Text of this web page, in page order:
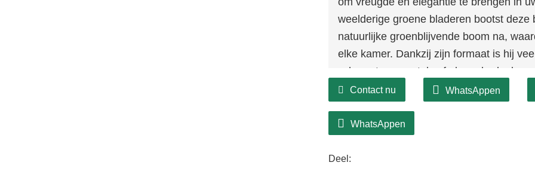
weelderige groene bladeren bootst
natuurlijke groenblijvende boom na,
elke kamer. Dankzij zijn formaat is hij
schoorsteenmantels of als onderdeel
Contact nu WhatsAppen
WhatsAppen
Deel: